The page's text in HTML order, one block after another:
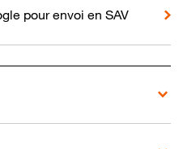
pour envoi en SAV